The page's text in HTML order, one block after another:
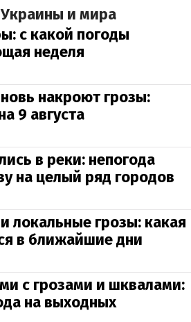
и мира
с какой погоды
неделя
накроют грозы:
9 августа
в реки: непогода
на целый ряд городов
локальные грозы: какая
в ближайшие дни
с грозами и шквалами:
на выходных